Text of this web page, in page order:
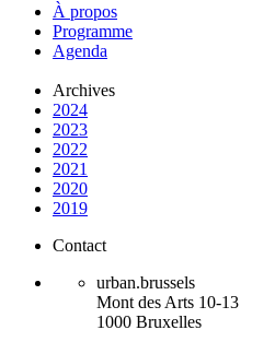
À propos
Programme
Agenda
Archives
2024
2023
2022
2021
2020
2019
Contact
urban.brussels
Mont des Arts 10-13
1000 Bruxelles